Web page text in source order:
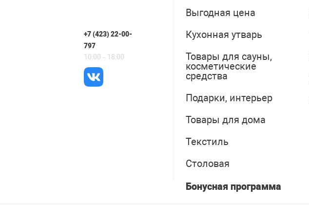
+7 (423) 22-00-
797
10:00 – 18:00
Выгодная цена
Кухонная утварь
Товары для сауны,
косметические
средства
Подарки, интерьер
Товары для дома
Текстиль
Столовая
Бонусная программа